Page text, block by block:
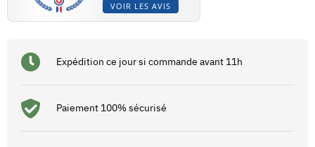
VOIR LES AVIS
Expédition ce jour si commande avant 11h
Paiement 100% sécurisé